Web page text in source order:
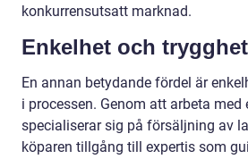
konkurrensutsatt marknad.
Enkelhet och trygghet
En annan betydande fördel är
i processen. Genom att arbeta
specialiserar sig på försäljning av
köparen tillgång till expertis som